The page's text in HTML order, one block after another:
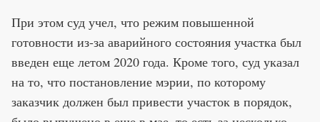
При этом суд учел, что режим повышенной
готовности из-за аварийного состояния участка был
введен еще летом 2020 года. Кроме того, суд указал
на то, что постановление мэрии, по которому
заказчик должен был привести участок в порядок,